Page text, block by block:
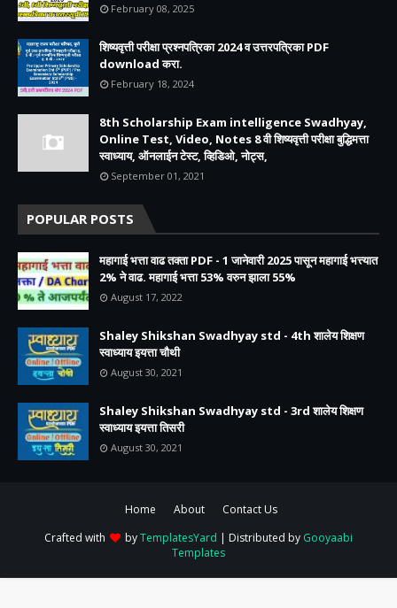
February 08, 2025
शिष्यवृत्ती परीक्षा प्रश्नपत्रिका 2024 व उत्तरपत्रिका PDF
download करा.
February 18, 2024
8th Scholarship Exam intelligence Swadhyay,
Online Test, Video, Notes 8 वी शिष्यवृत्ती परीक्षा बुद्धिमत्ता
स्वाध्याय, ऑनलाईन टेस्ट, व्हिडिओ, नोट्स,
September 01, 2021
POPULAR POSTS
महागाई भत्ता वाढ तक्ता PDF - 1 जानेवारी 2025 पासून महागाई भत्त्यात
2% ने वाढ. महागाई भत्ता 53% वरुन झाला 55%
August 17, 2022
Shaley Shikshan Swadhyay std - 4th शालेय शिक्षण
स्वाध्याय इयत्ता चौथी
August 30, 2021
Shaley Shikshan Swadhyay std - 3rd शालेय शिक्षण
स्वाध्याय इयत्ता तिसरी
August 30, 2021
Home About
Contact Us
Crafted with
byTemplatesYard | Distributed by Gooyaabi
Templates